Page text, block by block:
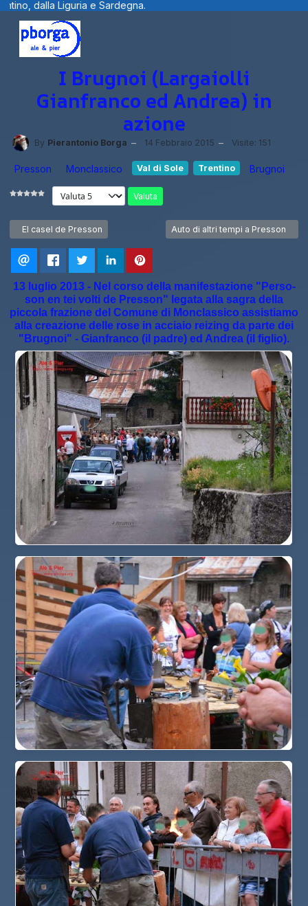
e Sardegna.
I Brugnoi (Largaiolli
Gianfranco ed Andrea) in
azione
By Pierantonio Borga 14 Febbraio 2015 Visite: 151
Presson Monclassico Val di Sole Trentino
Brugnoi
Valuta
Articolo precedente: El casel de Presson
El casel de Presson Articolo successivo: Auto di altri
Auto di altri tempi a Presson
13 luglio 2013 - Nel corso della manifestazione "Perso-
son en tei volti de Presson" legata alla sagra della
piccola frazione del Comune di Monclassico assistiamo
alla creazione delle rose in acciaio reizing da parte dei
"Brugnoi" - Gianfranco (il padre) ed Andrea (il figlio).